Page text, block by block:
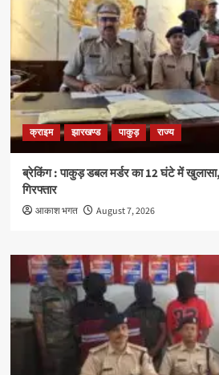
क्राइम झारखण्ड पाकुड़ राज्य
ब्रेकिंग : पाकुड़ डबल मर्डर का 12 घंटे में खुलासा,
गिरफ्तार
आकाश भगत August 7, 2026